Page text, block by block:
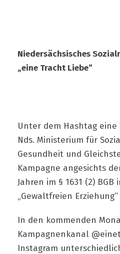
Niedersächsisches
„eine Tracht Liebe“
Unter dem Hashtag
Nds. Ministerium für
Gesundheit und
Kampagne angesichts
Jahren im § 1631 (2)
„Gewaltfreien
In den kommenden
Kampagnenkanal
Instagram